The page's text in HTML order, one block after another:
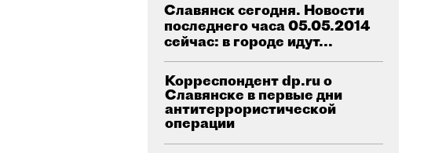
Славянск сегодня. Новости
последнего часа 05.05.2014
сейчас: в городе идут...
Корреспондент dp.ru о
Славянске в первые дни
антитеррористической
операции